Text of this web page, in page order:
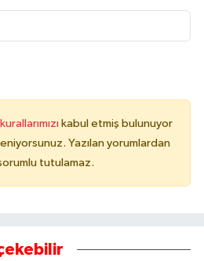
kabul etmiş bulunuyor
Yazılan yorumlardan
tutulamaz.